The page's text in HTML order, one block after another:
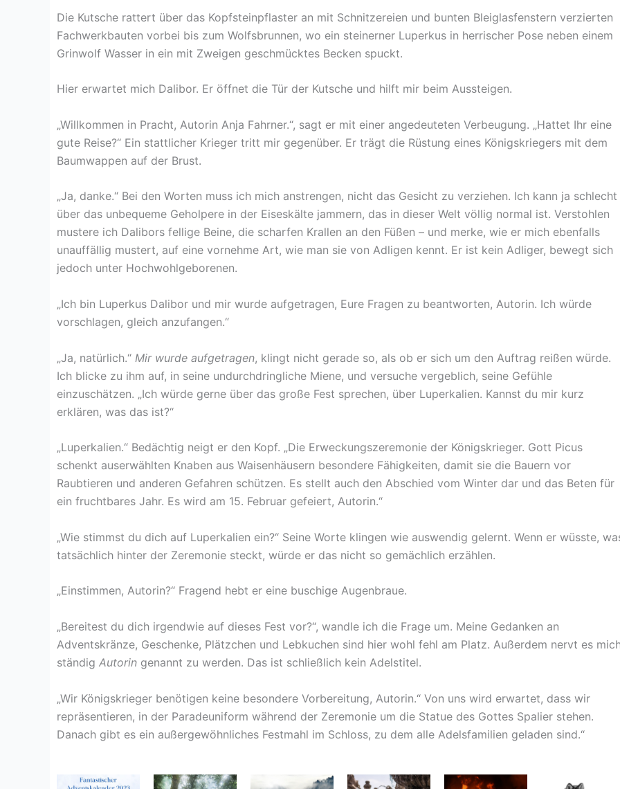
Die Kutsche rattert über das Kopfsteinpflaster an mit Schnitzereien und bunten Bleiglasfenstern verzierten
Fachwerkbauten vorbei bis zum Wolfsbrunnen, wo ein steinerner Luperkus in herrischer Pose neben einem
Grinwolf Wasser in ein mit Zweigen geschmücktes Becken spuckt.
Hier erwartet mich Dalibor. Er öffnet die Tür der Kutsche und hilft mir beim Aussteigen.
„Willkommen in Pracht, Autorin Anja Fahrner.“, sagt er mit einer angedeuteten Verbeugung. „Hattet Ihr eine
gute Reise?“ Ein stattlicher Krieger tritt mir gegenüber. Er trägt die Rüstung eines Königskriegers mit dem
Baumwappen auf der Brust.
„Ja, danke.“ Bei den Worten muss ich mich anstrengen, nicht das Gesicht zu verziehen. Ich kann ja schlecht
über das unbequeme Geholpere in der Eiseskälte jammern, das in dieser Welt völlig normal ist. Verstohlen
mustere ich Dalibors fellige Beine, die scharfen Krallen an den Füßen – und merke, wie er mich ebenfalls
unauffällig mustert, auf eine vornehme Art, wie man sie von Adligen kennt. Er ist kein Adliger, bewegt sich
jedoch unter Hochwohlgeborenen.
„Ich bin Luperkus Dalibor und mir wurde aufgetragen, Eure Fragen zu beantworten, Autorin. Ich würde
vorschlagen, gleich anzufangen.“
„Ja, natürlich.“ Mir wurde aufgetragen, klingt nicht gerade so, als ob er sich um den Auftrag reißen würde.
Ich blicke zu ihm auf, in seine undurchdringliche Miene, und versuche vergeblich, seine Gefühle
einzuschätzen. „Ich würde gerne über das große Fest sprechen, über Luperkalien. Kannst du mir kurz
erklären, was das ist?“
„Luperkalien.“ Bedächtig neigt er den Kopf. „Die Erweckungszeremonie der Königskrieger. Gott Picus
schenkt auserwählten Knaben aus Waisenhäusern besondere Fähigkeiten, damit sie die Bauern vor
Raubtieren und anderen Gefahren schützen. Es stellt auch den Abschied vom Winter dar und das Beten für
ein fruchtbares Jahr. Es wird am 15. Februar gefeiert, Autorin.“
„Wie stimmst du dich auf Luperkalien ein?“ Seine Worte klingen wie auswendig gelernt. Wenn er wüsste,
tatsächlich hinter der Zeremonie steckt, würde er das nicht so gemächlich erzählen.
„Einstimmen, Autorin?“ Fragend hebt er eine buschige Augenbraue.
„Bereitest du dich irgendwie auf dieses Fest vor?“, wandle ich die Frage um. Meine Gedanken an
Adventskränze, Geschenke, Plätzchen und Lebkuchen sind hier wohl fehl am Platz. Außerdem nervt es
ständig Autorin genannt zu werden. Das ist schließlich kein Adelstitel.
„Wir Königskrieger benötigen keine besondere Vorbereitung, Autorin.“ Von uns wird erwartet, dass wir
repräsentieren, in der Paradeuniform während der Zeremonie um die Statue des Gottes Spalier stehen.
Danach gibt es ein außergewöhnliches Festmahl im Schloss, zu dem alle Adelsfamilien geladen sind.“